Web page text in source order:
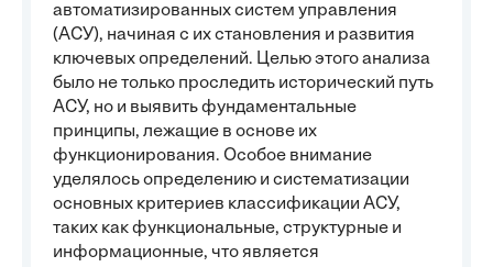
автоматизированных систем управления
(АСУ), начиная с их становления и развития
ключевых определений. Целью этого анализа
было не только проследить исторический путь
АСУ, но и выявить фундаментальные
принципы, лежащие в основе их
функционирования. Особое внимание
уделялось определению и систематизации
основных критериев классификации АСУ,
таких как функциональные, структурные и
информационные, что является